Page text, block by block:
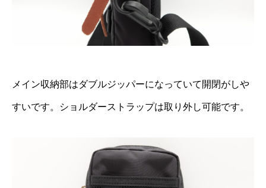
メイン収納部はダブルジッパーになっていて開閉がしや
すいです。ショルダーストラップは取り外し可能です。